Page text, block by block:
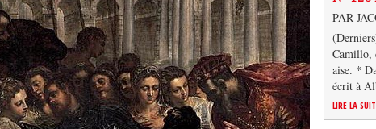
PAR
Camillo,
aise. *
écrit à
LIRE LA